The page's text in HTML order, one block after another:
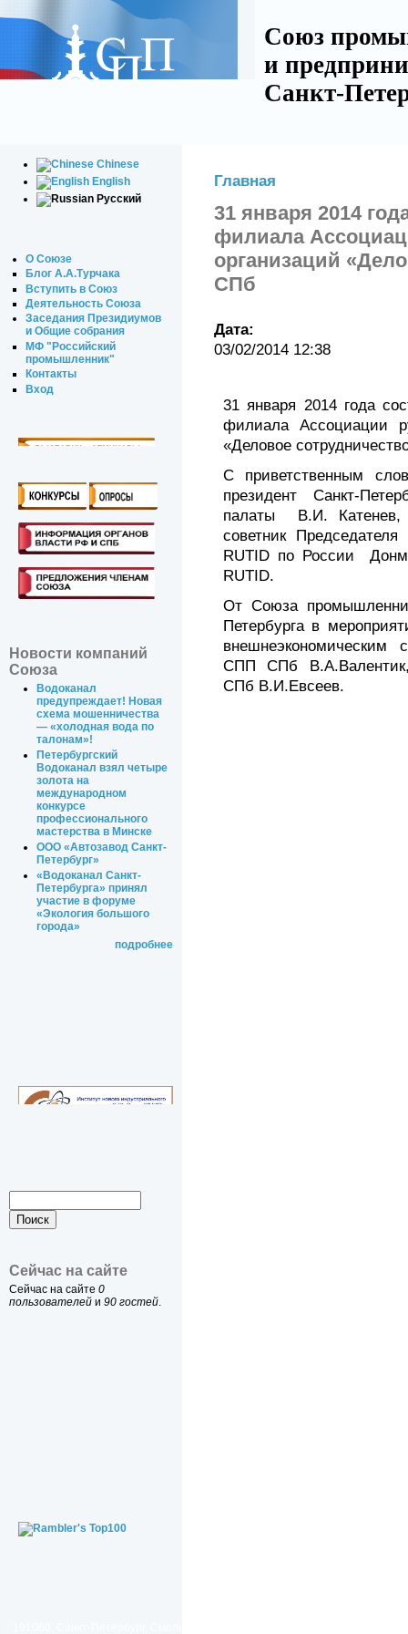
Союз
и
Санкт-
Chinese
English
Русский
О Союзе
Блог А.А.Турчака
Вступить в Союз
Деятельность Союза
Заседания Президиумов
и Общие собрания
МФ "Российский
промышленник"
Контакты
Вход
Новости компаний
Союза
Водоканал
предупреждает! Новая
схема мошенничества
— «холодная вода по
талонам»!
Петербургский
Водоканал взял четыре
золота на
международном
конкурсе
профессионального
мастерства в Минске
ООО «Автозавод Санкт-
Петербург»
«Водоканал Санкт-
Петербурга» принял
участие в форуме
«Экология большого
города»
подробнее
Сейчас на сайте
Сейчас на сайте 0
пользователей и 90 гостей.
Главная
31 января 2014
филиала
организаций
СПб
Дата:
03/02/2014 12:38
31 января 2014 года
филиала Ассоциации
«Деловое
С приветственным
президент Санкт-
палаты В.И. Катенев,
советник
RUTID по России
RUTID.
От Союза
Петербурга в
внешнеэкономическим
СПП СПб
СПб В.И.Евсеев.